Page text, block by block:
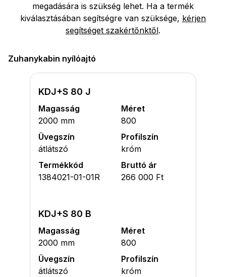
megadására is szükség lehet. Ha a termék
kiválasztásában segítségre van szüksége, kérjen
segítséget szakértőnktől.
Zuhanykabin nyílóajtó
KDJ+S 80 J
Magasság
2000 mm
Méret
800
Üvegszín
átlátszó
Profilszín
króm
Termékkód
1384021-01-01R
Bruttó ár
266 000 Ft
KDJ+S 80 B
Magasság
2000 mm
Méret
800
Üvegszín
átlátszó
Profilszín
króm